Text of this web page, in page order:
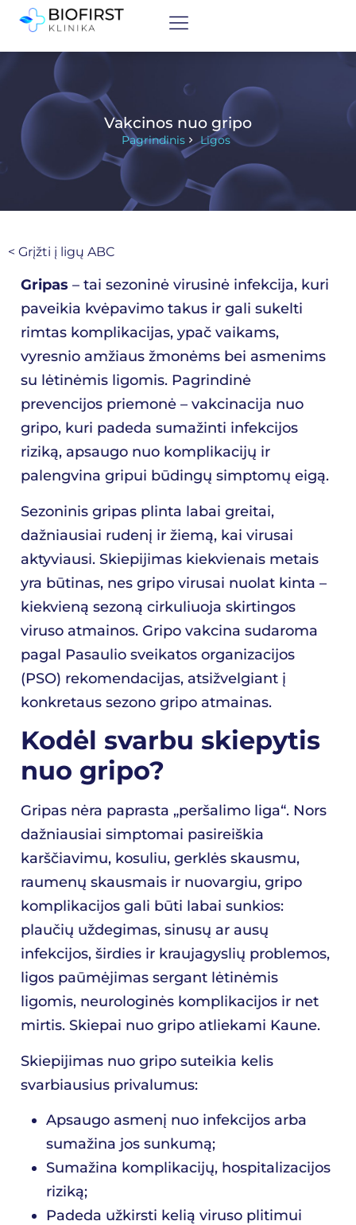
Vakcinos nuo gripo
Pagrindinis Ligos
< Grįžti į ligų ABC
Gripas – tai sezoninė virusinė infekcija, kuri
paveikia kvėpavimo takus ir gali sukelti
rimtas komplikacijas, ypač vaikams,
vyresnio amžiaus žmonėms bei asmenims
su lėtinėmis ligomis. Pagrindinė
prevencijos priemonė – vakcinacija nuo
gripo, kuri padeda sumažinti infekcijos
riziką, apsaugo nuo komplikacijų ir
palengvina gripui būdingų simptomų eigą.
Sezoninis gripas plinta labai greitai,
dažniausiai rudenį ir žiemą, kai virusai
aktyviausi. Skiepijimas kiekvienais metais
yra būtinas, nes gripo virusai nuolat kinta –
kiekvieną sezoną cirkuliuoja skirtingos
viruso atmainos. Gripo vakcina sudaroma
pagal Pasaulio sveikatos organizacijos
(PSO) rekomendacijas, atsižvelgiant į
konkretaus sezono gripo atmainas.
Kodėl svarbu skiepytis
nuo gripo?
Gripas nėra paprasta „peršalimo liga“. Nors
dažniausiai simptomai pasireiškia
karščiavimu, kosuliu, gerklės skausmu,
raumenų skausmais ir nuovargiu, gripo
komplikacijos gali būti labai sunkios:
plaučių uždegimas, sinusų ar ausų
infekcijos, širdies ir kraujagyslių problemos,
ligos paūmėjimas sergant lėtinėmis
ligomis, neurologinės komplikacijos ir net
mirtis. Skiepai nuo gripo atliekami Kaune.
Skiepijimas nuo gripo suteikia kelis
svarbiausius privalumus:
Apsaugo asmenį nuo infekcijos arba
sumažina jos sunkumą;
Sumažina komplikacijų, hospitalizacijos
riziką;
Padeda užkirsti kelią viruso plitimui